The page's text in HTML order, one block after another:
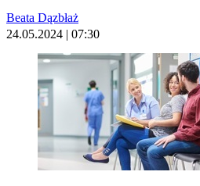
Beata Dązbłaż
24.05.2024 | 07:30